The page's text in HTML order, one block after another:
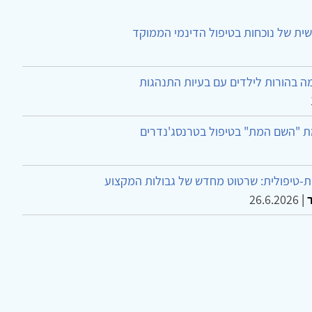
של נוכחות בטיפול הדינמי הממוקד
בהורות לילדים עם בעיות התנהגות
"השם המת" בטיפול בטרנסג'נדרים
טיפולית: שרטוט מחדש של גבולות המקצוע
|
26.6.2026